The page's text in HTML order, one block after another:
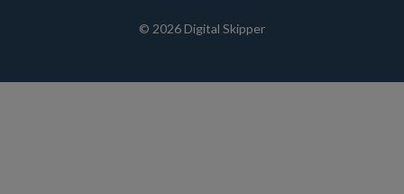
© 2026 Digital Skipper